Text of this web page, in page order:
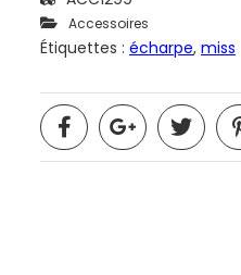
Accessoires
Étiquettes : écharpe, miss